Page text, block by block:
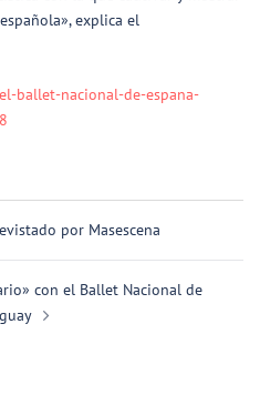
explica el
ballet-nacional-de-espana-
por Masescena
con el Ballet Nacional de